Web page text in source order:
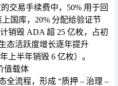
交易手续费中，50% 用于回
国库，20% 分配给验证节
销毁 ADA 超 25 亿枚，占初
态活跃度增长逐年提升
上半年销毁 6 亿枚）。
值载体
全流程，形成 “质押 – 治理 –